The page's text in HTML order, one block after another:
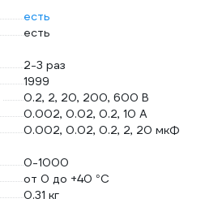
есть
есть
2-3 раз
1999
0.2, 2, 20, 200, 600 В
0.002, 0.02, 0.2, 10 А
0.002, 0.02, 0.2, 2, 20 мкФ
0-1000
от 0 до +40 °С
0.31 кг